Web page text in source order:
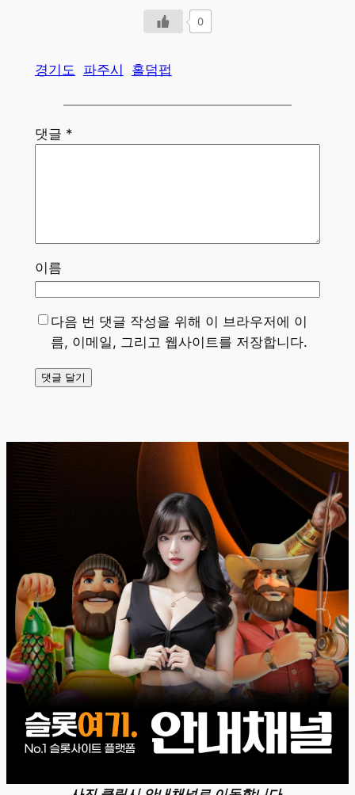
0
경기도 파주시 홀덤펍
댓글 *
이름
다음 번 댓글 작성을 위해 이 브라우저에 이
름, 이메일, 그리고 웹사이트를 저장합니다.